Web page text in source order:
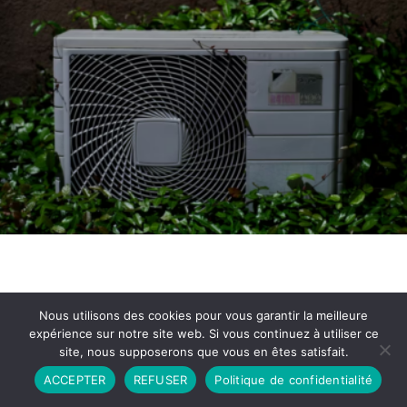
Partenariat Contact
Politique de Confidentialité
CGU
Copyright © 2026 - Propulsé par DIEUDUDIABLE
Nous utilisons des cookies pour vous garantir la meilleure
expérience sur notre site web. Si vous continuez à utiliser ce
site, nous supposerons que vous en êtes satisfait.
ACCEPTER
REFUSER Politique de confidentialité